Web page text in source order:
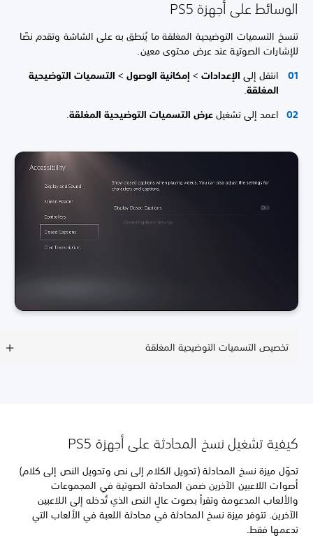
الوسائط على أجهزة PS5
تنسخ التسميات التوضيحية المغلقة ما يُنطق به على الشاشة وتقدم نصًا
للإشارات الصوتية عند عرض محتوى معين.
انتقل إلىالإعدادات>إمكانية الوصول>التسميات التوضيحية
المغلقة.
اعمد إلى تشغيلعرض التسميات التوضيحية المغلقة.
تخصيص التسميات التوضيحية المغلقة
كيفية تشغيل نسخ المحادثة على أجهزة PS5
تحوّل ميزة نسخ المحادثة (تحويل الكلام إلى نص وتحويل النص إلى كلام)
أصوات اللاعبين الآخرين ضمن المحادثة الصوتية في المجموعات
والألعاب المدعومة وتقرأ بصوت عالٍ النص الذي تُدخله إلى اللاعبين
الآخرين. تتوفر ميزة نسخ المحادثة في محادثة اللعبة في الألعاب التي
تدعمها فقط.